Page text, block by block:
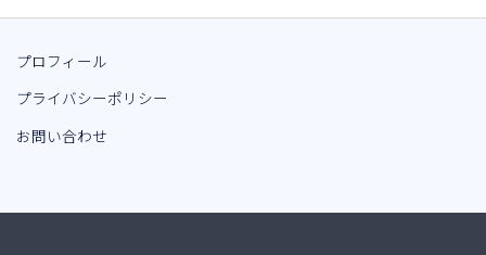
プロフィール
プライバシーポリシー
お問い合わせ